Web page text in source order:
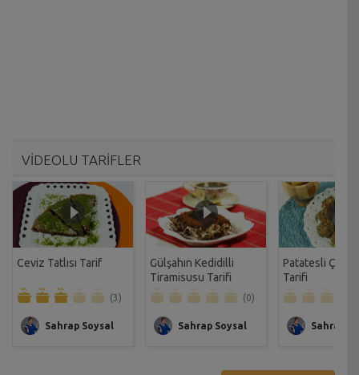
VİDEOLU TARİFLER
Ceviz Tatlısı Tarif
(3)
Sahrap Soysal
Gülşahın Kedidilli
Tiramisusu Tarifi
(0)
Sahrap Soysal
Patatesli Çıtır
Tarifi
Sahrap